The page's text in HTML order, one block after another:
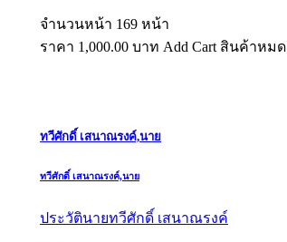
จำนวนหน้า 169 หน้า
ราคา 1,000.00 บาท Add Cart สินค้าหมด
ทวีศักดิ์ เสนาณรงค์,นาย
ทวีศักดิ์ เสนาณรงค์,นาย
ประวัตินายทวีศักดิ์ เสนาณรงค์